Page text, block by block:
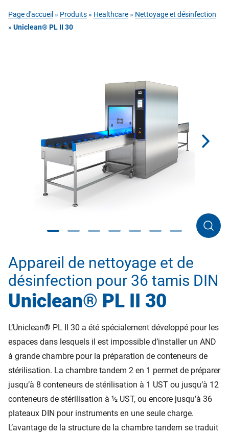
Page d'accueil » Produits » Healthcare » Nettoyage et désinfection
» Uniclean® PL II 30
Appareil de nettoyage et de
désinfection pour 36 tamis DIN
Uniclean® PL II 30
L’Uniclean® PL II 30 a été spécialement développé pour les
espaces dans lesquels il est impossible d’installer un AND
à grande chambre pour la préparation de conteneurs de
stérilisation. La chambre tandem 2 en 1 permet de préparer
jusqu’à 8 conteneurs de stérilisation à 1 UST ou jusqu’à 12
conteneurs de stérilisation à ½ UST, ou encore jusqu’à 36
plateaux DIN pour instruments en une seule charge.
L’avantage de la structure de la chambre tandem se traduit